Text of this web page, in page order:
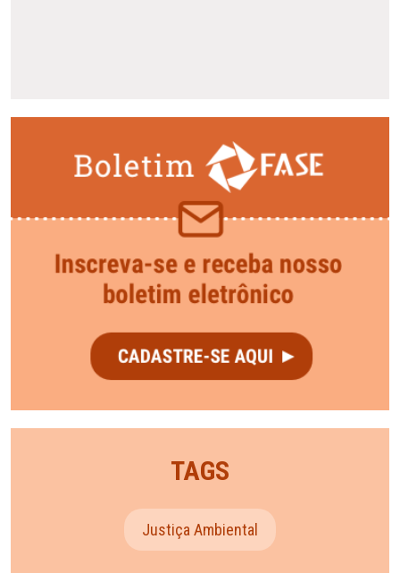
TAGS
Justiça Ambiental